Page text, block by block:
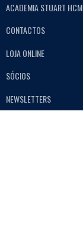
ACADEMIA STUART HCM
CONTACTOS
LOJA ONLINE
SÓCIOS
NEWSLETTERS